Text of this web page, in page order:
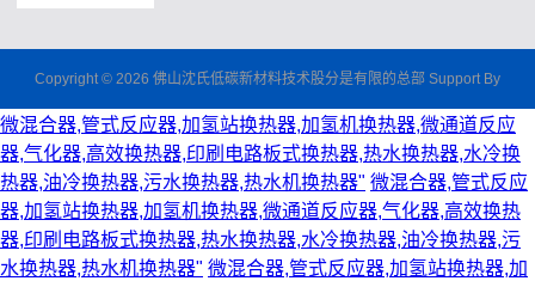
Copyright © 2026 佛山沈氏低碳新材料技术股分是有限的总部 Support By
微混合器,管式反应器,加氢站换热器,加氢机换热器,微通道反应
器,气化器,高效换热器,印刷电路板式换热器,热水换热器,水冷换
热器,油冷换热器,污水换热器,热水机换热器" 微混合器,管式反应
器,加氢站换热器,加氢机换热器,微通道反应器,气化器,高效换热
器,印刷电路板式换热器,热水换热器,水冷换热器,油冷换热器,污
水换热器,热水机换热器" 微混合器,管式反应器,加氢站换热器,加